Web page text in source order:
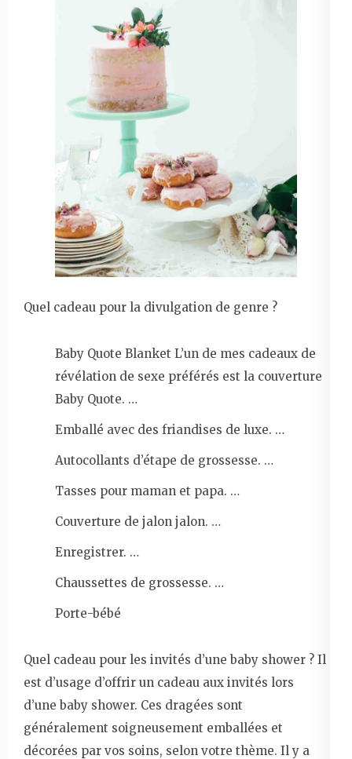
Quel cadeau pour la divulgation de genre ?
Baby Quote Blanket L’un de mes cadeaux de
révélation de sexe préférés est la couverture
Baby Quote. …
Emballé avec des friandises de luxe. …
Autocollants d’étape de grossesse. …
Tasses pour maman et papa. …
Couverture de jalon jalon. …
Enregistrer. …
Chaussettes de grossesse. …
Porte-bébé
Quel cadeau pour les invités d’une baby shower ? Il
est d’usage d’offrir un cadeau aux invités lors
d’une baby shower. Ces dragées sont
généralement soigneusement emballées et
décorées par vos soins, selon votre thème. Il y a